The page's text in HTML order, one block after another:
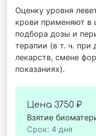
Оценку уровня
крови применяют в
подбора дозы и
терапии (в т. ч. при
лекарств, смене
показаниях).
Цена 3750 ₽
Взятие
Срок: 4 дня